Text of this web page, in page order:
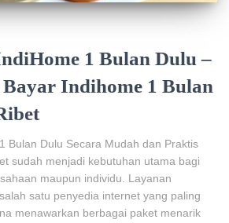
1 Bulan Dulu –
Indihome 1 Bulan
Bulan Dulu Secara Mudah dan Praktis
sudah menjadi kebutuhan utama bagi
maupun individu. Layanan
satu penyedia internet yang paling
menawarkan berbagai paket menarik